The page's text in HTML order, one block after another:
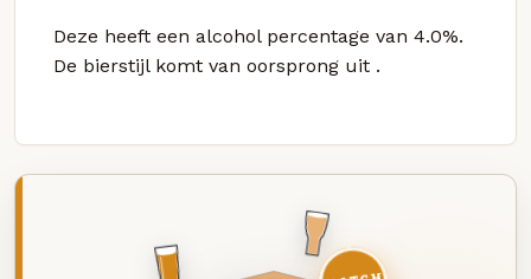
Deze heeft een alcohol percentage van 4.0%.
De bierstijl komt van oorsprong uit .